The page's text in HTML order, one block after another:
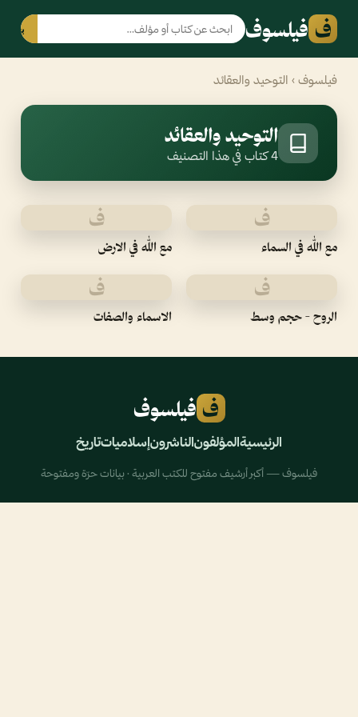
ف فيلسوف بحث
فيلسوف › التوحيد والعقائد
التوحيد والعقائد
4 كتاب في هذا التصنيف
ف
مع الله في السماء
ف
مع الله في الارض
ف
الروح - حجم وسط
ف
الاسماء والصفات
ف فيلسوف
الرئيسيةالمؤلفونالناشرونإسلامياتتاريخ
فيلسوف — أكبر أرشيف مفتوح للكتب العربية · بيانات حرّة ومفتوحة